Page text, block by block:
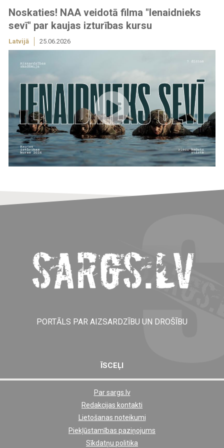
Noskaties! NAA veidotā filma "Ienaidnieks
sevī" par kaujas izturības kursu
Latvijā 25.06.2026
PORTĀLS PAR AIZSARDZĪBU UN DROŠĪBU
ĪSCEĻI
Par sargs.lv
Redakcijas kontakti
Lietošanas noteikumi
Piekļūstamības paziņojums
Sīkdatņu politika